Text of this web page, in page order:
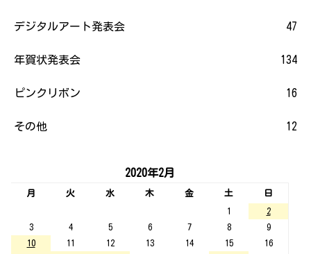
デジタルアート発表会 47
年賀状発表会 134
ピンクリボン 16
その他 12
2020年2月
月 火 水 木 金 土
日
1
2
3
4 5 6 7 8
9
10
11 12 13 14 15
16